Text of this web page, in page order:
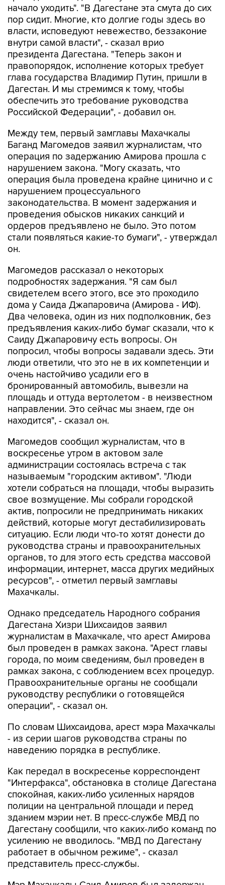
начало уходить". "В Дагестане эта смута до сих
пор сидит. Многие, кто долгие годы здесь во
власти, исповедуют невежество, беззаконие
внутри самой власти", - сказал врио
президента Дагестана. "Теперь закон и
правопорядок, исполнение которых требует
глава государства Владимир Путин, пришли в
Дагестан. И мы стремимся к тому, чтобы
обеспечить это требование руководства
Российской Федерации", - добавил он.
Между тем, первый замглавы Махачкалы
Баганд Магомедов заявил журналистам, что
операция по задержанию Амирова прошла с
нарушением закона. "Могу сказать, что
операция была проведена крайне цинично и с
нарушением процессуального
законодательства. В момент задержания и
проведения обысков никаких санкций и
ордеров предъявлено не было. Это потом
стали появляться какие-то бумаги", - утверждал
он.
Магомедов рассказал о некоторых
подробностях задержания. "Я сам был
свидетелем всего этого, все это проходило
дома у Саида Джапаровича (Амирова - ИФ).
Два человека, один из них подполковник, без
предъявления каких-либо бумаг сказали, что к
Саиду Джапаровичу есть вопросы. Он
попросил, чтобы вопросы задавали здесь. Эти
люди ответили, что это не в их компетенции и
очень настойчиво усадили его в
бронированный автомобиль, вывезли на
площадь и оттуда вертолетом - в неизвестном
направлении. Это сейчас мы знаем, где он
находится", - сказал он.
Магомедов сообщил журналистам, что в
воскресенье утром в актовом зале
администрации состоялась встреча с так
называемым "городским активом". "Люди
хотели собраться на площади, чтобы выразить
свое возмущение. Мы собрали городской
актив, попросили не предпринимать никаких
действий, которые могут дестабилизировать
ситуацию. Если люди что-то хотят донести до
руководства страны и правоохранительных
органов, то для этого есть средства массовой
информации, интернет, масса других медийных
ресурсов", - отметил первый замглавы
Махачкалы.
Однако председатель Народного собрания
Дагестана Хизри Шихсаидов заявил
журналистам в Махачкале, что арест Амирова
был проведен в рамках закона. "Арест главы
города, по моим сведениям, был проведен в
рамках закона, с соблюдением всех процедур.
Правоохранительные органы не сообщали
руководству республики о готовящейся
операции", - сказал он.
По словам Шихсаидова, арест мэра Махачкалы
- из серии шагов руководства страны по
наведению порядка в республике.
Как передал в воскресенье корреспондент
"Интерфакса", обстановка в столице Дагестана
спокойная, каких-либо усиленных нарядов
полиции на центральной площади и перед
зданием мэрии нет. В пресс-службе МВД по
Дагестану сообщили, что каких-либо команд по
усилению не вводилось. "МВД по Дагестану
работает в обычном режиме", - сказал
представитель пресс-службы.